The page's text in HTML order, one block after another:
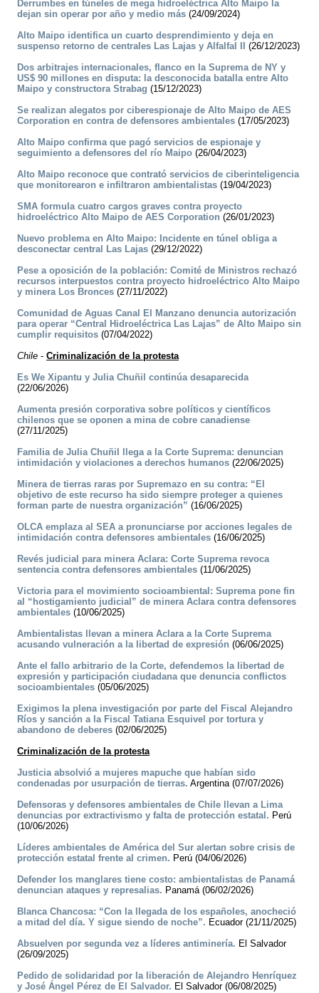
Derrumbes en túneles de mega hidroeléctrica Alto Maipo la
dejan sin operar por año y medio más (24/09/2024)
Alto Maipo identifica un cuarto desprendimiento y deja en
suspenso retorno de centrales Las Lajas y Alfalfal II
(26/12/2023)
Dos arbitrajes internacionales, flanco en la Suprema de NY y
US$ 90 millones en disputa: la desconocida batalla entre Alto
Maipo y constructora Strabag (15/12/2023)
Se realizan alegatos por ciberespionaje de Alto Maipo de AES
Corporation en contra de defensores ambientales (17/05/2023)
Alto Maipo confirma que pagó servicios de espionaje y
seguimiento a defensores del río Maipo (26/04/2023)
Alto Maipo reconoce que contrató servicios de ciberinteligencia
que monitorearon e infiltraron ambientalistas (19/04/2023)
SMA formula cuatro cargos graves contra proyecto
hidroeléctrico Alto Maipo de AES Corporation (26/01/2023)
Nuevo problema en Alto Maipo: Incidente en túnel obliga a
desconectar central Las Lajas (29/12/2022)
Pese a oposición de la población: Comité de Ministros rechazó
recursos interpuestos contra proyecto hidroeléctrico Alto Maipo
y minera Los Bronces (27/11/2022)
Comunidad de Aguas Canal El Manzano denuncia autorización
para operar “Central Hidroeléctrica Las Lajas” de Alto Maipo sin
cumplir requisitos (07/04/2022)
Chile - Criminalización de la protesta
Es We Xipantu y Julia Chuñil continúa desaparecida
(22/06/2026)
Aumenta presión corporativa sobre políticos y científicos
chilenos que se oponen a mina de cobre canadiense
(27/11/2025)
Familia de Julia Chuñil llega a la Corte Suprema: denuncian
intimidación y violaciones a derechos humanos (22/06/2025)
Minera de tierras raras por Supremazo en su contra: “El
objetivo de este recurso ha sido siempre proteger a quienes
forman parte de nuestra organización” (16/06/2025)
OLCA emplaza al SEA a pronunciarse por acciones legales de
intimidación contra defensores ambientales (16/06/2025)
Revés judicial para minera Aclara: Corte Suprema revoca
sentencia contra defensores ambientales (11/06/2025)
Victoria para el movimiento socioambiental: Suprema pone fin
al “hostigamiento judicial” de minera Aclara contra defensores
ambientales (10/06/2025)
Ambientalistas llevan a minera Aclara a la Corte Suprema
acusando vulneración a la libertad de expresión (06/06/2025)
Ante el fallo arbitrario de la Corte, defendemos la libertad de
expresión y participación ciudadana que denuncia conflictos
socioambientales (05/06/2025)
Exigimos la plena investigación por parte del Fiscal Alejandro
Ríos y sanción a la Fiscal Tatiana Esquivel por tortura y
abandono de deberes (02/06/2025)
Criminalización de la protesta
Justicia absolvió a mujeres mapuche que habían sido
condenadas por usurpación de tierras. Argentina (07/07/2026)
Defensoras y defensores ambientales de Chile llevan a Lima
denuncias por extractivismo y falta de protección estatal. Perú
(10/06/2026)
Líderes ambientales de América del Sur alertan sobre crisis de
protección estatal frente al crimen. Perú (04/06/2026)
Defender los manglares tiene costo: ambientalistas de Panamá
denuncian ataques y represalias. Panamá (06/02/2026)
Blanca Chancosa: “Con la llegada de los españoles, anocheció
a mitad del día. Y sigue siendo de noche”. Ecuador (21/11/2025)
Absuelven por segunda vez a líderes antiminería. El Salvador
(26/09/2025)
Pedido de solidaridad por la liberación de Alejandro Henríquez
y José Ángel Pérez de El Salvador. El Salvador (06/08/2025)